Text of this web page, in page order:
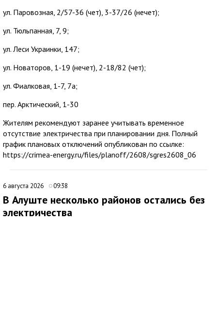
ул. Паровозная, 2/57-36 (чет), 3-37/26 (нечет);
ул. Тюльпанная, 7, 9;
ул. Леси Украинки, 147;
ул. Новаторов, 1-19 (нечет), 2-18/82 (чет);
ул. Фиалковая, 1-7, 7а;
пер. Арктический, 1-30
Жителям рекомендуют заранее учитывать временное
отсутствие электричества при планировании дня. Полный
график плановых отключений опубликован по ссылке:
https://crimea-energy.ru/files/planoff/2608/sgres2608_06
6 августа 2026 09:38
В Алуште несколько районов остались без
электричества